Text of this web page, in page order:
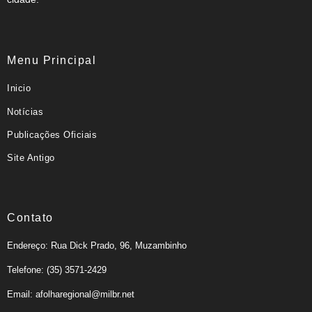
Menu Principal
Inicio
Notícias
Publicações Oficiais
Site Antigo
Contato
Endereço: Rua Dick Prado, 96, Muzambinho
Telefone: (35) 3571-2429
Email: afolharegional@milbr.net